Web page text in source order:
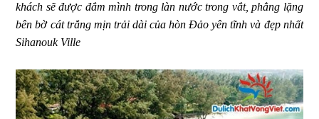
khách sẽ được đắm mình trong làn nước trong vắt, phẳng lặng
bên bờ cát trắng mịn trải dài của hòn Đảo yên tĩnh và đẹp nhất
Sihanouk Ville